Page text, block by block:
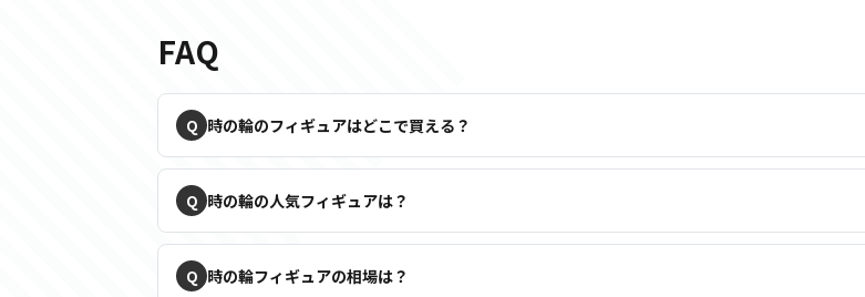
FAQ
時の輪のフィギュアはどこで買える？
時の輪の人気フィギュアは？
時の輪フィギュアの相場は？